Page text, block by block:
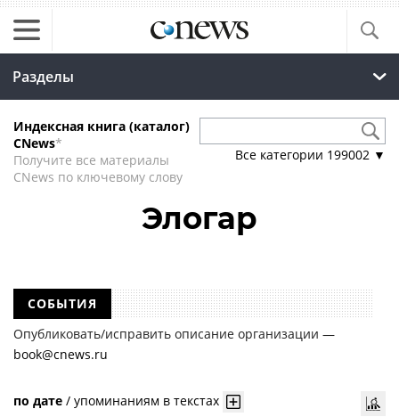
Разделы
Индексная книга (каталог)
CNews*
Получите все материалы
CNews по ключевому слову
Все категории 199002 ▼
Элогар
СОБЫТИЯ
Опубликовать/исправить описание организации —
book@cnews.ru
по дате / упоминаниям в текстах